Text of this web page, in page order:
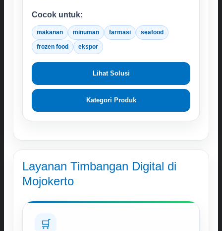
Cocok untuk:
makanan minuman farmasi seafood
frozen food ekspor
Lihat Solusi
Kategori Produk
Layanan Timbangan Digital di
Mojokerto
🛒